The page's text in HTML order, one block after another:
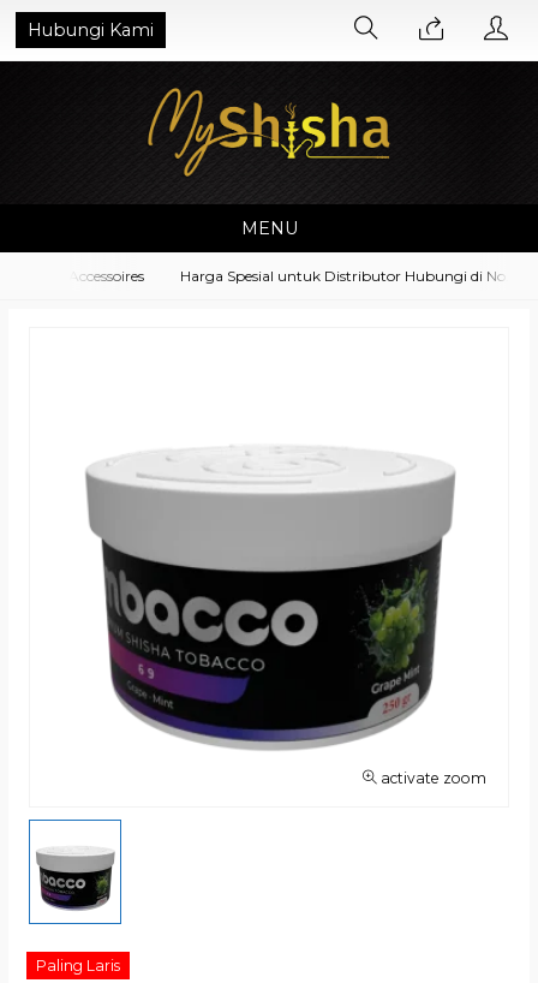
Hubungi Kami
MENU
Accessoires Harga Spesial untuk Distributor Hubungi di No.
activate zoom
Paling Laris